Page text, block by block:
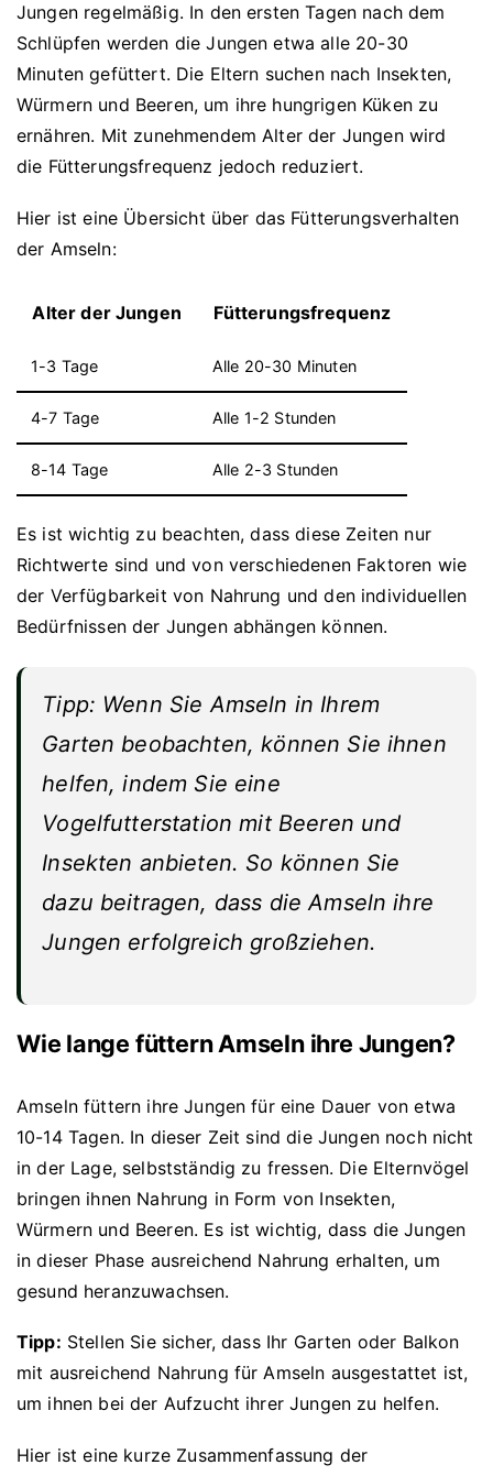
Jungen regelmäßig. In den ersten Tagen nach dem
Schlüpfen werden die Jungen etwa alle 20-30
Minuten gefüttert. Die Eltern suchen nach Insekten,
Würmern und Beeren, um ihre hungrigen Küken zu
ernähren. Mit zunehmendem Alter der Jungen wird
die Fütterungsfrequenz jedoch reduziert.
Hier ist eine Übersicht über das Fütterungsverhalten
der Amseln:
Alter der Jungen Fütterungsfrequenz
1-3 Tage Alle 20-30 Minuten
4-7 Tage Alle 1-2 Stunden
8-14 Tage Alle 2-3 Stunden
Es ist wichtig zu beachten, dass diese Zeiten nur
Richtwerte sind und von verschiedenen Faktoren wie
der Verfügbarkeit von Nahrung und den individuellen
Bedürfnissen der Jungen abhängen können.
Tipp: Wenn Sie Amseln in Ihrem
Garten beobachten, können Sie ihnen
helfen, indem Sie eine
Vogelfutterstation mit Beeren und
Insekten anbieten. So können Sie
dazu beitragen, dass die Amseln ihre
Jungen erfolgreich großziehen.
Wie lange füttern Amseln ihre Jungen?
Amseln füttern ihre Jungen für eine Dauer von etwa
10-14 Tagen. In dieser Zeit sind die Jungen noch nicht
in der Lage, selbstständig zu fressen. Die Elternvögel
bringen ihnen Nahrung in Form von Insekten,
Würmern und Beeren. Es ist wichtig, dass die Jungen
in dieser Phase ausreichend Nahrung erhalten, um
gesund heranzuwachsen.
Tipp: Stellen Sie sicher, dass Ihr Garten oder Balkon
mit ausreichend Nahrung für Amseln ausgestattet ist,
um ihnen bei der Aufzucht ihrer Jungen zu helfen.
Hier ist eine kurze Zusammenfassung der